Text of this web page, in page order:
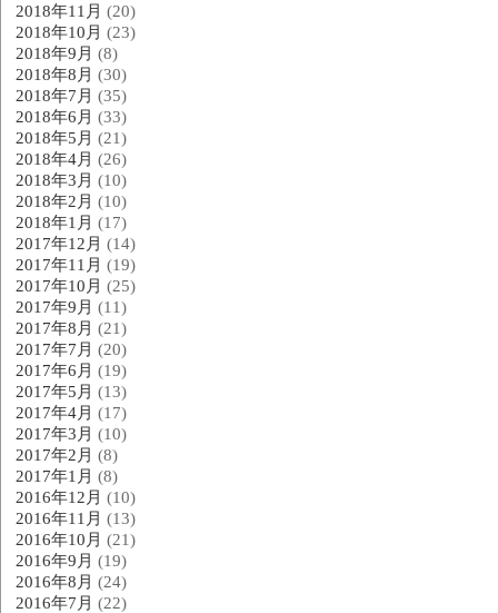
2018年11月 (20)
2018年10月 (23)
2018年9月 (8)
2018年8月 (30)
2018年7月 (35)
2018年6月 (33)
2018年5月 (21)
2018年4月 (26)
2018年3月 (10)
2018年2月 (10)
2018年1月 (17)
2017年12月 (14)
2017年11月 (19)
2017年10月 (25)
2017年9月 (11)
2017年8月 (21)
2017年7月 (20)
2017年6月 (19)
2017年5月 (13)
2017年4月 (17)
2017年3月 (10)
2017年2月 (8)
2017年1月 (8)
2016年12月 (10)
2016年11月 (13)
2016年10月 (21)
2016年9月 (19)
2016年8月 (24)
2016年7月 (22)